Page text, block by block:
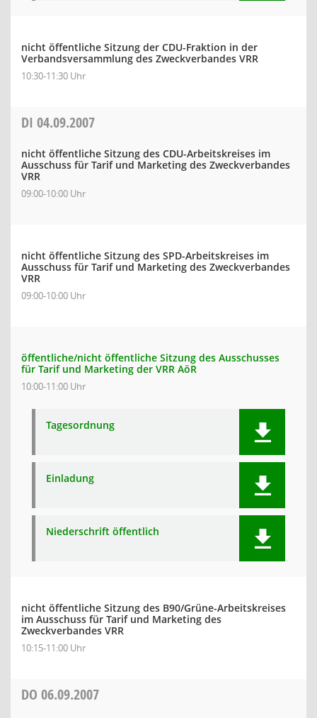
nicht öffentliche Sitzung der CDU-Fraktion in der
Verbandsversammlung des Zweckverbandes VRR
10:30-11:30 Uhr
DI 04.09.2007
nicht öffentliche Sitzung des CDU-Arbeitskreises im
Ausschuss für Tarif und Marketing des Zweckverbandes
VRR
09:00-10:00 Uhr
nicht öffentliche Sitzung des SPD-Arbeitskreises im
Ausschuss für Tarif und Marketing des Zweckverbandes
VRR
09:00-10:00 Uhr
öffentliche/nicht öffentliche Sitzung des Ausschusses
für Tarif und Marketing der VRR AöR
10:00-11:00 Uhr
Tagesordnung
Einladung
Niederschrift öffentlich
nicht öffentliche Sitzung des B90/Grüne-Arbeitskreises
im Ausschuss für Tarif und Marketing des
Zweckverbandes VRR
10:15-11:00 Uhr
DO 06.09.2007